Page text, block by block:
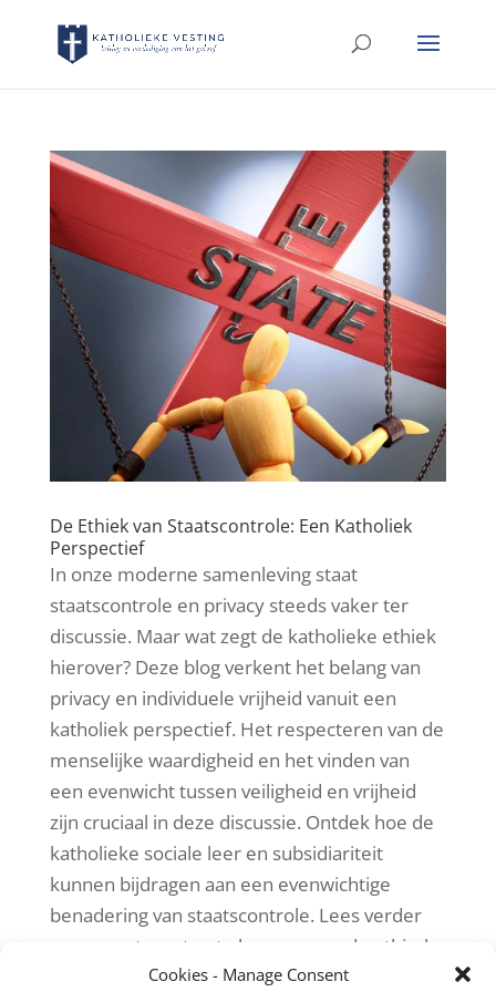
Cookies - Manage Consent
De Ethiek van Staatscontrole: Een Katholiek
Perspectief
In onze moderne samenleving staat
staatscontrole en privacy steeds vaker ter
discussie. Maar wat zegt de katholieke ethiek
hierover? Deze blog verkent het belang van
privacy en individuele vrijheid vanuit een
katholiek perspectief. Het respecteren van de
menselijke waardigheid en het vinden van
een evenwicht tussen veiligheid en vrijheid
zijn cruciaal in deze discussie. Ontdek hoe de
katholieke sociale leer en subsidiariteit
kunnen bijdragen aan een evenwichtige
benadering van staatscontrole. Lees verder
om meer te weten te komen over de ethische
overwegingen rondom dit complexe